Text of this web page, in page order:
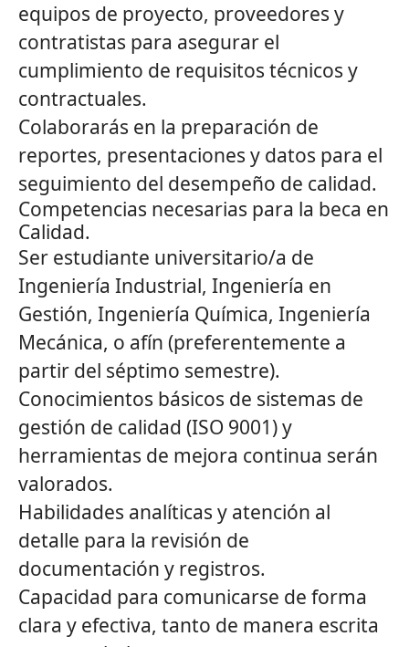
equipos de proyecto, proveedores y
contratistas para asegurar el
cumplimiento de requisitos técnicos y
contractuales.
Colaborarás en la preparación de
reportes, presentaciones y datos para el
seguimiento del desempeño de calidad.
Competencias necesarias para la beca en
Calidad.
Ser estudiante universitario/a de
Ingeniería Industrial, Ingeniería en
Gestión, Ingeniería Química, Ingeniería
Mecánica, o afín (preferentemente a
partir del séptimo semestre).
Conocimientos básicos de sistemas de
gestión de calidad (ISO 9001) y
herramientas de mejora continua serán
valorados.
Habilidades analíticas y atención al
detalle para la revisión de
documentación y registros.
Capacidad para comunicarse de forma
clara y efectiva, tanto de manera escrita